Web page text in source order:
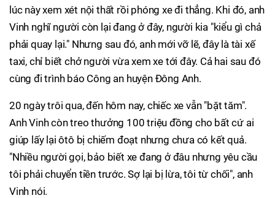
lúc này xem xét nội thất rồi phóng xe đi thẳng. Khi đó, anh
Vinh nghĩ người còn lại đang ở đây, người kia "kiểu gì chả
phải quay lại." Nhưng sau đó, anh mới vỡ lẽ, đây là tài xế
taxi, chỉ biết chở người vừa xem xe tới đây. Cả hai sau đó
cùng đi trình báo Công an huyện Đông Anh.
20 ngày trôi qua, đến hôm nay, chiếc xe vẫn "bặt tăm".
Anh Vinh còn treo thưởng 100 triệu đồng cho bất cứ ai
giúp lấy lại ôtô bị chiếm đoạt nhưng chưa có kết quả.
"Nhiều người gọi, bảo biết xe đang ở đâu nhưng yêu cầu
tôi phải chuyển tiền trước. Sợ lại bị lừa, tôi từ chối", anh
Vinh nói.